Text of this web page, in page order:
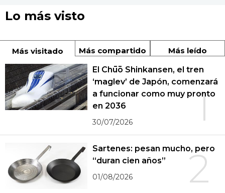
Lo más visto
Más visitado Más compartido Más leído
1
El Chūō Shinkansen, el tren
‘maglev’ de Japón, comenzará
a funcionar como muy pronto
en 2036
30/07/2026
2
Sartenes: pesan mucho, pero
“duran cien años”
01/08/2026